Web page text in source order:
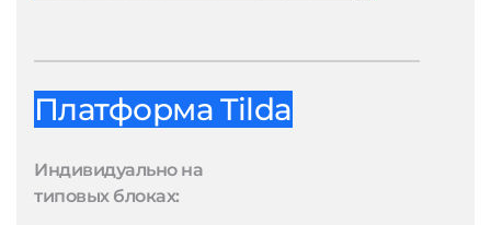
Платформа Tilda
Индивидуально на
типовых блоках: